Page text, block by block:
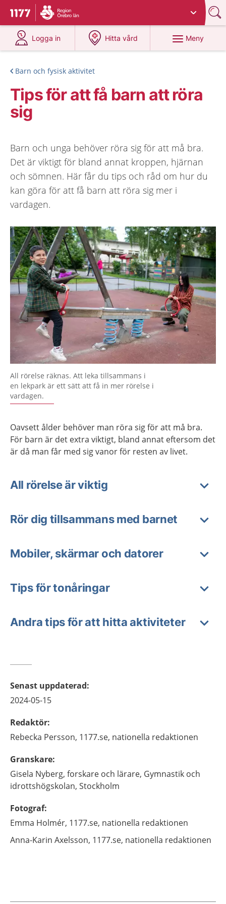
Till startsidan för 1177
Du har valt region
Logga in
på 1177.se
Hitta vård
på 1177.se
Meny
Barn och fysisk aktivitet
Tips för att få barn att röra
sig
Barn och unga behöver röra sig för att må bra.
Det är viktigt för bland annat kroppen, hjärnan
och sömnen. Här får du tips och råd om hur du
kan göra för att få barn att röra sig mer i
vardagen.
All rörelse räknas. Att leka tillsammans i
en lekpark är ett sätt att få in mer rörelse i
vardagen.
Oavsett ålder behöver man röra sig för att må bra.
För barn är det extra viktigt, bland annat eftersom det
är då man får med sig vanor för resten av livet.
All rörelse är viktig
Rör dig tillsammans med barnet
Mobiler, skärmar och datorer
Tips för tonåringar
Andra tips för att hitta aktiviteter
Senast uppdaterad:
2024-05-15
Redaktör:
Rebecka Persson, 1177.se, nationella redaktionen
Granskare:
Gisela Nyberg, forskare och lärare, Gymnastik och
idrottshögskolan, Stockholm
Fotograf:
Emma Holmér, 1177.se, nationella redaktionen
Anna-Karin Axelsson, 1177.se, nationella redaktionen